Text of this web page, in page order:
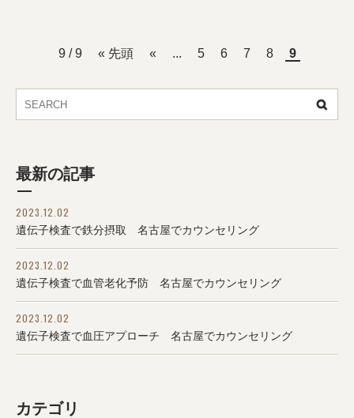
9 / 9 « 先頭 « ... 5 6 7 8 9
最新の記事
2023.12.02
遺伝子検査で鉄分摂取 名古屋でカウンセリング
2023.12.02
遺伝子検査で血管老化予防 名古屋でカウンセリング
2023.12.02
遺伝子検査で血圧アプローチ 名古屋でカウンセリング
カテゴリ